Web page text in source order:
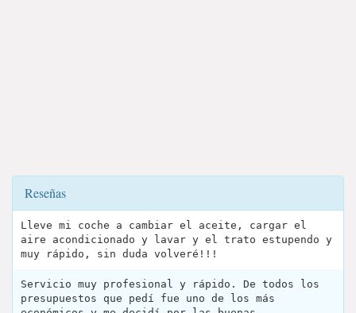
Reseñas
Lleve mi coche a cambiar el aceite, cargar el
aire acondicionado y lavar y el trato estupendo y
muy rápido, sin duda volveré!!!
Servicio muy profesional y rápido. De todos los
presupuestos que pedí fue uno de los más